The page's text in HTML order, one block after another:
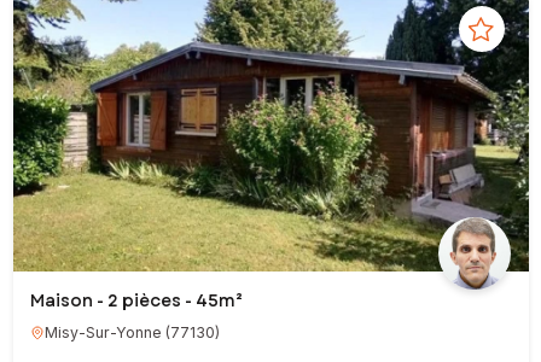
Maison - 2 pièces - 45m²
Misy-Sur-Yonne (77130)